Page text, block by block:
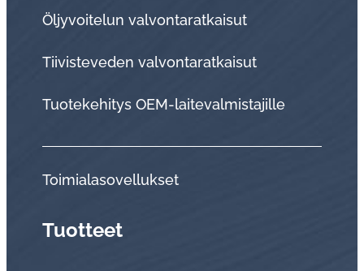
Öljyvoitelun valvontaratkaisut
Tii­vis­te­ve­den val­von­ta­rat­kai­sut
Tuo­te­ke­hi­tys OEM-lai­te­val­mis­ta­jil­le
Toi­mia­la­so­vel­luk­set
Tuotteet